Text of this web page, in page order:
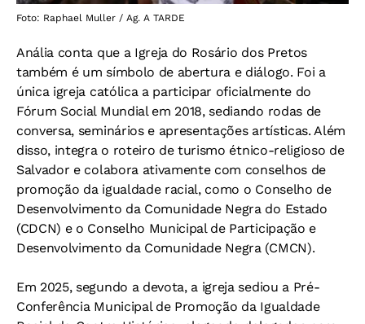
Foto: Raphael Muller / Ag. A TARDE
Anália conta que a Igreja do Rosário dos Pretos
também é um símbolo de abertura e diálogo. Foi a
única igreja católica a participar oficialmente do
Fórum Social Mundial em 2018, sediando rodas de
conversa, seminários e apresentações artísticas. Além
disso, integra o roteiro de turismo étnico-religioso de
Salvador e colabora ativamente com conselhos de
promoção da igualdade racial, como o Conselho de
Desenvolvimento da Comunidade Negra do Estado
(CDCN) e o Conselho Municipal de Participação e
Desenvolvimento da Comunidade Negra (CMCN).
Em 2025, segundo a devota, a igreja sediou a Pré-
Conferência Municipal de Promoção da Igualdade